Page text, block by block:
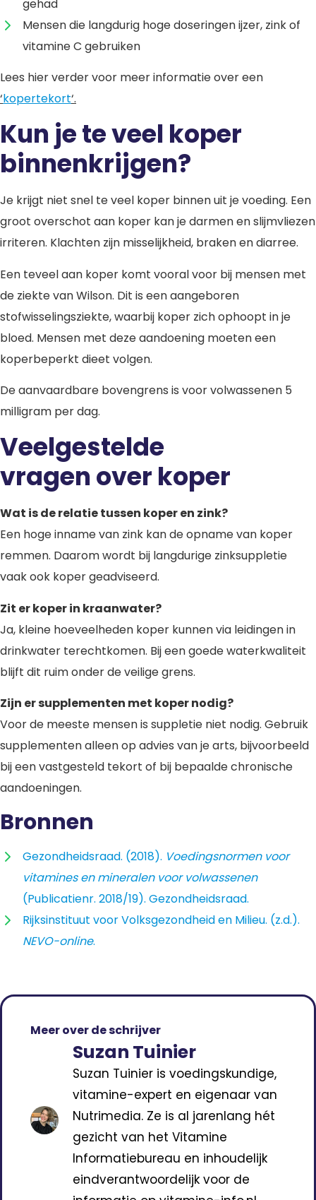
gehad
Mensen die langdurig hoge doseringen ijzer, zink of
vitamine C gebruiken
Lees hier verder voor meer informatie over een
‘kopertekort‘.
Kun je te veel koper
binnenkrijgen?
Je krijgt niet snel te veel koper binnen uit je voeding. Een
groot overschot aan koper kan je darmen en slijmvliezen
irriteren. Klachten zijn misselijkheid, braken en diarree.
Een teveel aan koper komt vooral voor bij mensen met
de ziekte van Wilson. Dit is een aangeboren
stofwisselingsziekte, waarbij koper zich ophoopt in je
bloed. Mensen met deze aandoening moeten een
koperbeperkt dieet volgen.
De aanvaardbare bovengrens is voor volwassenen 5
milligram per dag.
Veelgestelde
vragen over koper
Wat is de relatie tussen koper en zink?
Een hoge inname van zink kan de opname van koper
remmen. Daarom wordt bij langdurige zinksuppletie
vaak ook koper geadviseerd.
Zit er koper in kraanwater?
Ja, kleine hoeveelheden koper kunnen via leidingen in
drinkwater terechtkomen. Bij een goede waterkwaliteit
blijft dit ruim onder de veilige grens.
Zijn er supplementen met koper nodig?
Voor de meeste mensen is suppletie niet nodig. Gebruik
supplementen alleen op advies van je arts, bijvoorbeeld
bij een vastgesteld tekort of bij bepaalde chronische
aandoeningen.
Bronnen
Gezondheidsraad. (2018). Voedingsnormen voor
vitamines en mineralen voor volwassenen
(Publicatienr. 2018/19). Gezondheidsraad.
Rijksinstituut voor Volksgezondheid en Milieu. (z.d.).
NEVO-online.
Meer over de schrijver
Suzan Tuinier
Suzan Tuinier is voedingskundige,
vitamine-expert en eigenaar van
Nutrimedia. Ze is al jarenlang hét
gezicht van het Vitamine
Informatiebureau en inhoudelijk
eindverantwoordelijk voor de